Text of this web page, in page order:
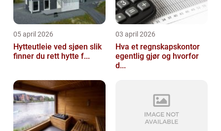
05 april 2026
Hytteutleie ved sjøen slik
finner du rett hytte f...
03 april 2026
Hva et regnskapskontor
egentlig gjør og hvorfor
d...